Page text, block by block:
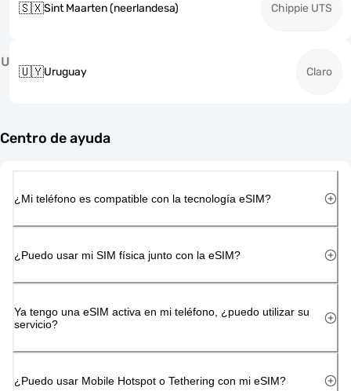
🇸🇽Sint Maarten (neerlandesa) Chippie UTS
U
🇺🇾Uruguay Claro
Centro de ayuda
¿Mi teléfono es compatible con la tecnología eSIM?
¿Puedo usar mi SIM física junto con la eSIM?
Ya tengo una eSIM activa en mi teléfono, ¿puedo utilizar su
servicio?
¿Puedo usar Mobile Hotspot o Tethering con mi eSIM?